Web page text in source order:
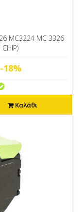
MC3224 MC 3326
-18%
Καλάθι